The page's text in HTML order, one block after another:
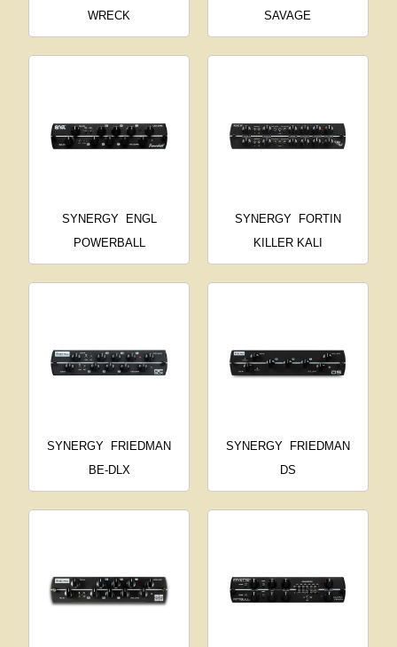
WRECK
SAVAGE
SYNERGY
ENGL
POWERBALL
SYNERGY
FORTIN
KILLER KALI
SYNERGY FRIEDMAN
BE-DLX
SYNERGY
FRIEDMAN
DS